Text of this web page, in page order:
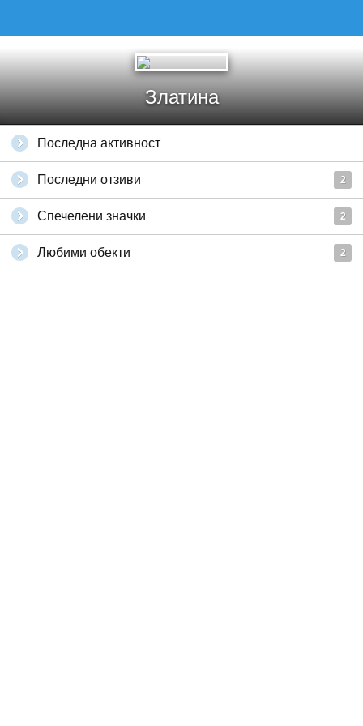
Златина
Последна активност
Последни отзиви 2
Спечелени значки 2
Любими обекти 2